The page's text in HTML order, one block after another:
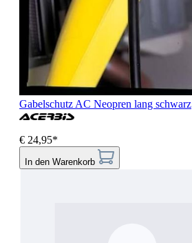
Gabelschutz AC Neopren lang schwarz
€ 24,95*
In den Warenkorb